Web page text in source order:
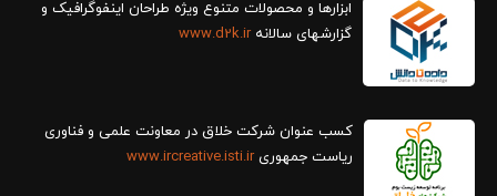
ابزارها و محصولات متنوع ویژه طراحان اینفوگرافیک و
گزارش‎های سالانه
www.d2k.ir
کسب عنوان شرکت خلاق در معاونت علمی و فناوری
ریاست جمهوریwww.ircreative.isti.ir